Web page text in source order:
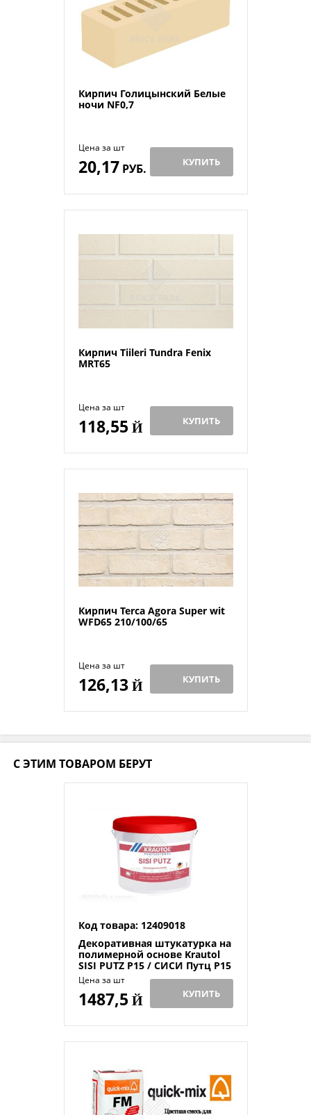
Кирпич Голицынский Белые
ночи NF0,7
Цена за шт
20,17 РУБ. КУПИТЬ
Кирпич Tiileri Tundra Fenix
MRT65
Цена за шт
118,55 Й КУПИТЬ
Кирпич Terca Agora Super wit
WFD65 210/100/65
Цена за шт
126,13Й КУПИТЬ
С ЭТИМ ТОВАРОМ БЕРУТ
Код товара: 12409018
Декоративная штукатурка на
полимерной основе Krautol
SISI PUTZ Р15 / СИСИ Путц Р15
короед колеруемая 25 кг
Цена за шт
1487,5 Й КУПИТЬ